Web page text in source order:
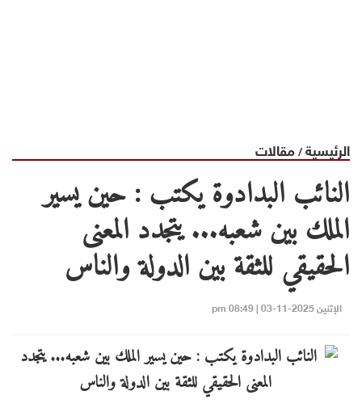
الرئيسية/مقالات
النائب البدادوة يكتب : حين يسير
الملك بين شعبه... يتجدد المعنى
الحقيقي للثقة بين الدولة والناس
الإثنين 2025-11-03 | 08:49 pm